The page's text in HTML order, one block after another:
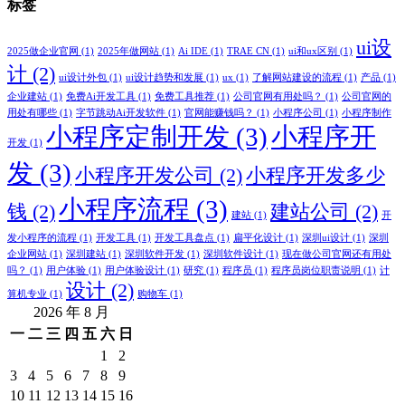
标签
2025做企业官网 (1) 2025年做网站 (1) Ai IDE (1) TRAE CN (1) ui和ux区别 (1) ui设
计 (2) ui设计外包 (1) ui设计趋势和发展 (1) ux (1) 了解网站建设的流程 (1) 产品 (1)
企业建站 (1) 免费Ai开发工具 (1) 免费工具推荐 (1) 公司官网有用处吗？ (1) 公司官网的
用处有哪些 (1) 字节跳动Ai开发软件 (1) 官网能赚钱吗？ (1) 小程序公司 (1) 小程序制作
开发 (1) 小程序定制开发 (3)小程序开
发 (3) 小程序开发公司 (2)小程序开发多少
钱 (2)小程序流程 (3) 建站 (1) 建站公司 (2) 开
发小程序的流程 (1) 开发工具 (1) 开发工具盘点 (1) 扁平化设计 (1) 深圳ui设计 (1) 深圳
企业网站 (1) 深圳建站 (1) 深圳软件开发 (1) 深圳软件设计 (1) 现在做公司官网还有用处
吗？ (1) 用户体验 (1) 用户体验设计 (1) 研究 (1) 程序员 (1) 程序员岗位职责说明 (1) 计
算机专业 (1) 设计 (2) 购物车 (1)
2026 年 8 月
一 二 三 四 五 六 日
1
2
3
4 5 6 7 8
9
10 11 12 13 14 15 16